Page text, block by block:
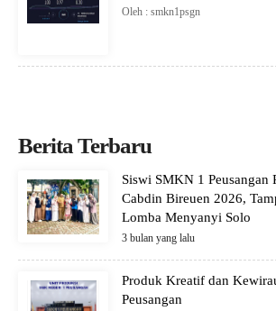
Oleh : smkn1psgn
Berita Terbaru
Siswi SMKN 1 Peusangan
Cabdin Bireuen 2026,
Lomba Menyanyi Solo
3 bulan yang lalu
Produk Kreatif dan
Peusangan